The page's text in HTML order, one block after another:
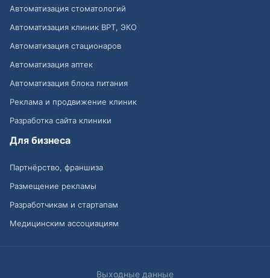
Автоматизация стоматологий
Автоматизация клиник ВРТ, ЭКО
Автоматизация стационаров
Автоматизация аптек
Автоматизация блока питания
Реклама и продвижение клиник
Разработка сайта клиники
Для бизнеса
Партнёрство, франшиза
Размещение рекламы
Разработчикам и стартапам
Медицинским ассоциациям
Выходные данные